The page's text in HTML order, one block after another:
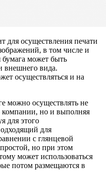
для осуществления печати
в том числе и
бумага может быть
внешнего вида.
осуществляться и на
можно осуществлять не
компании, но и выполняя
для этого
для
с глянцевой
но при этом
может использоваться
потом размещаются в